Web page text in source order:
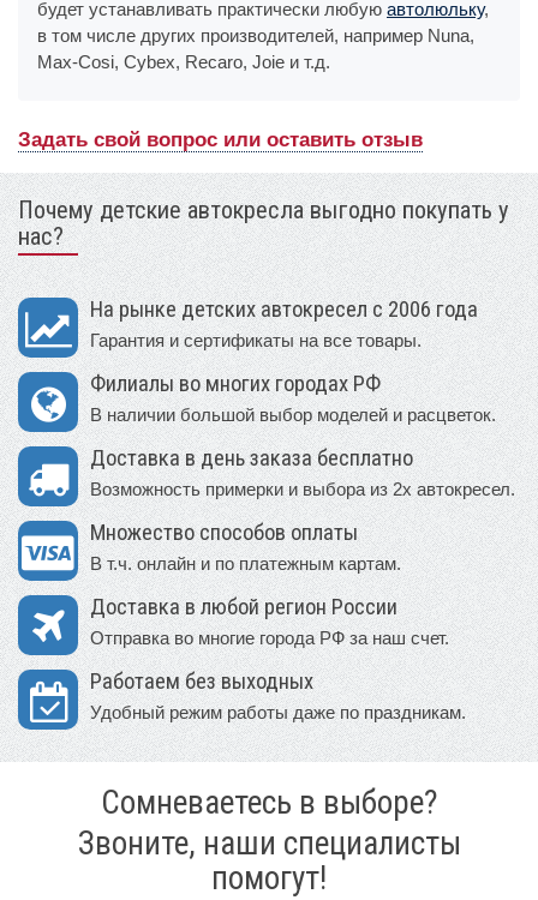
будет устанавливать практически любую автолюльку,
в том числе других производителей, например Nuna,
Max-Cosi, Cybex, Recaro, Joie и т.д.
Задать свой вопрос или оставить отзыв
Почему детские автокресла выгодно покупать у
нас?
На рынке детских автокресел с 2006 года
Гарантия и сертификаты на все товары.
Филиалы во многих городах РФ
В наличии большой выбор моделей и расцветок.
Доставка в день заказа бесплатно
Возможность примерки и выбора из 2х автокресел.
Множество способов оплаты
В т.ч. онлайн и по платежным картам.
Доставка в любой регион России
Отправка во многие города РФ за наш счет.
Работаем без выходных
Удобный режим работы даже по праздникам.
Сомневаетесь в выборе?
Звоните, наши специалисты
помогут!